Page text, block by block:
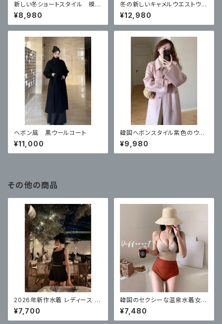
新しい冬ショートスタイル 模造
子羊の毛皮のコート
¥8,980
冬の新しいキャメルウエストウー
ルコート
¥12,980
ヘボン風 黒ウールコート
¥11,000
韓国ヘボンスタイル紫色のウー
ルのコート
¥9,980
その他の商品
2026年新作水着 レディース ス
プリットハイレベルスカートスタ
イル
¥7,700
韓国のセクシーな温泉水着女性
のための 新しいスプリットハイ
ウエストビキニ
¥7,480